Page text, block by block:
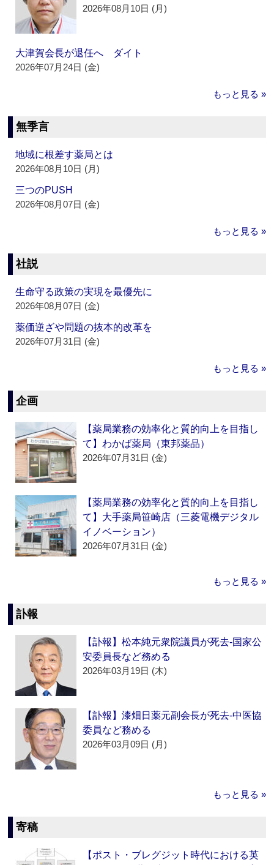
2026年08月10日 (月)
大津賀会長が退任へ ダイト
2026年07月24日 (金)
もっと見る »
無季言
地域に根差す薬局とは
2026年08月10日 (月)
三つのPUSH
2026年08月07日 (金)
もっと見る »
社説
生命守る政策の実現を最優先に
2026年08月07日 (金)
薬価逆ざや問題の抜本的改革を
2026年07月31日 (金)
もっと見る »
企画
【薬局業務の効率化と質的向上を目指し
て】わかば薬局（東邦薬品）
2026年07月31日 (金)
【薬局業務の効率化と質的向上を目指し
て】大手薬局笹崎店（三菱電機デジタル
イノベーション）
2026年07月31日 (金)
もっと見る »
訃報
【訃報】松本純元衆院議員が死去‐国家公
安委員長など務める
2026年03月19日 (木)
【訃報】漆畑日薬元副会長が死去‐中医協
委員など務める
2026年03月09日 (月)
もっと見る »
寄稿
【ポスト・ブレグジット時代における英